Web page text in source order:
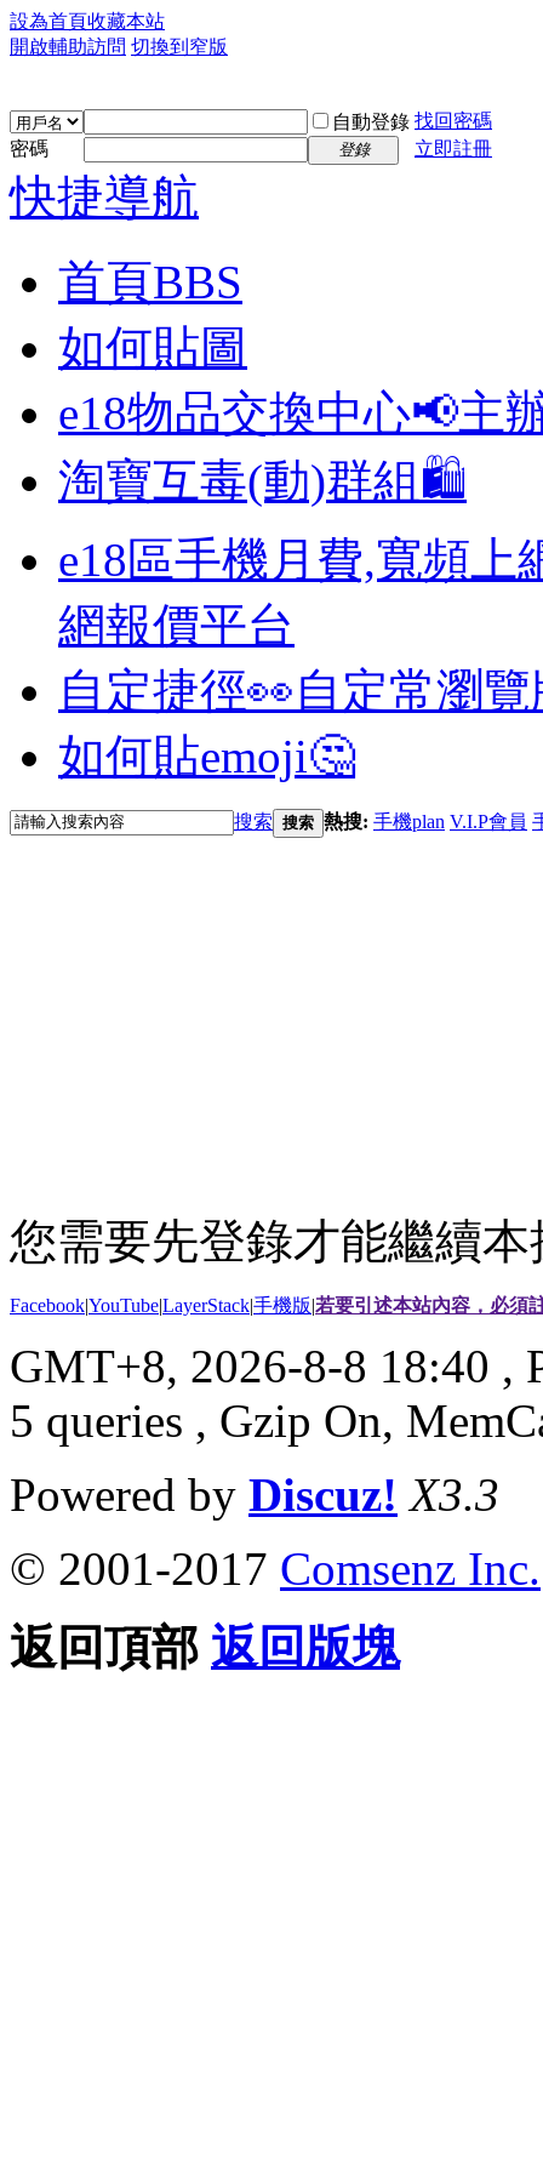
設為首頁收藏本站
開啟輔助訪問 切換到窄版
自動登錄 找回密碼
密碼
登錄 立即註冊
快捷導航
首頁BBS
如何貼圖
e18物品交換中心📢主
淘寶互毒(動)群組🛍️
e18區手機月費,寬頻上
網報價平台
自定捷徑👀自定常瀏
如何貼emoji🤔
搜索 搜索 熱搜: 手機plan V.I.P會員
您需要先登錄才能繼續本
Facebook|YouTube|LayerStack|手機版|若要引述本站內容，必須
GMT+8, 2026-8-8 18:40 ,
5 queries , Gzip On,
Powered by Discuz! X3.3
© 2001-2017 Comsenz Inc.
返回頂部 返回版塊